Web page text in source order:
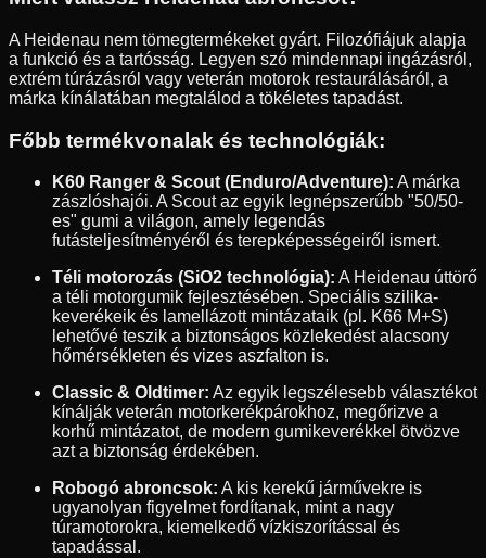
A Heidenau nem tömegtermékeket gyárt. Filozófiájuk alapja
a funkció és a tartósság. Legyen szó mindennapi ingázásról,
extrém túrázásról vagy veterán motorok restaurálásáról, a
márka kínálatában megtalálod a tökéletes tapadást.
Főbb termékvonalak és technológiák:
K60 Ranger & Scout (Enduro/Adventure): A márka
zászlóshajói. A Scout az egyik legnépszerűbb "50/50-
es" gumi a világon, amely legendás
futásteljesítményéről és terepképességeiről ismert.
Téli motorozás (SiO2 technológia): A Heidenau úttörő
a téli motorgumik fejlesztésében. Speciális szilika-
keverékeik és lamellázott mintázataik (pl. K66 M+S)
lehetővé teszik a biztonságos közlekedést alacsony
hőmérsékleten és vizes aszfalton is.
Classic & Oldtimer: Az egyik legszélesebb választékot
kínálják veterán motorkerékpárokhoz, megőrizve a
korhű mintázatot, de modern gumikeverékkel ötvözve
azt a biztonság érdekében.
Robogó abroncsok: A kis kerekű járművekre is
ugyanolyan figyelmet fordítanak, mint a nagy
túramotorokra, kiemelkedő vízkiszorítással és
tapadással.